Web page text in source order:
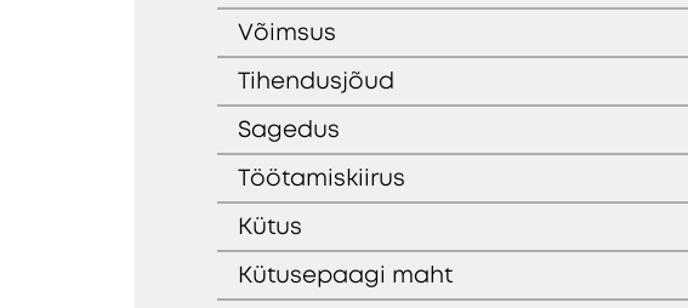
Võimsus
Tihendusjõud
Sagedus
Töötamiskiirus
Kütus
Kütusepaagi maht